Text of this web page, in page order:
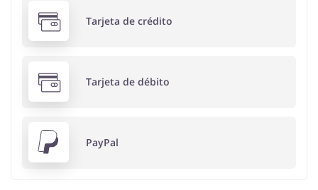
Tarjeta de crédito
Tarjeta de débito
PayPal